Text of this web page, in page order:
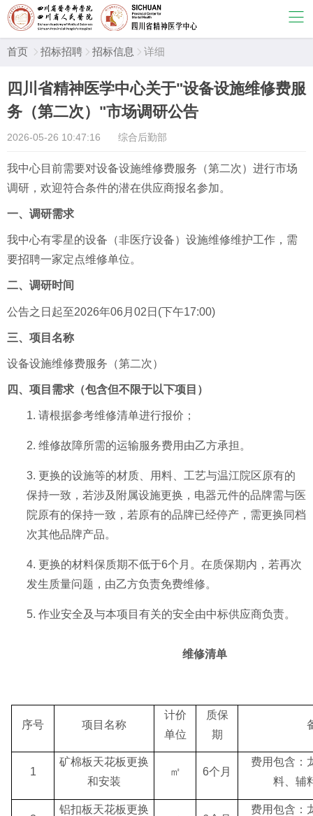
首页  招标招聘  招标信息  详细
四川省精神医学中心关于"设备设施维修费服
务（第二次）"市场调研公告
2026-05-26 10:47:16 综合后勤部
我中心目前需要对设备设施维修费服务（第二次）进行市场
调研，欢迎符合条件的潜在供应商报名参加。
一、调研需求
我中心有零星的设备（非医疗设备）设施维修维护工作，需
要招聘一家定点维修单位。
二、调研时间
公告之日起至2026年06月02日(下午17:00)
三、项目名称
设备设施维修费服务 （第二次）
四、项目需求（包含但不限于以下项目）
1. 请根据参考维修清单进行报价 ；
2. 维修故障所需的运输服务费用由乙方承担。
3. 更换的设施等的材质、用料、工艺与温江院区原有的
保持一致，若涉及附属设施更换，电器元件的品牌需与医
院原有的保持一致，若原有的品牌已经停产，需更换同档
次其他品牌产品。
4. 更换的材料保质期不低于6个月。在质保期内，若再次
发生质量问题 ， 由乙方负责免费维修。
5. 作业安全及与本项目有关的安全由中标供应商负责。
维修清单
序号 项目名称
计价
单位
质保
期
1
矿棉板天花板更换
和安装
㎡ 6个月
费用包含：
料、辅
铝扣板天花板更换
费用包含：